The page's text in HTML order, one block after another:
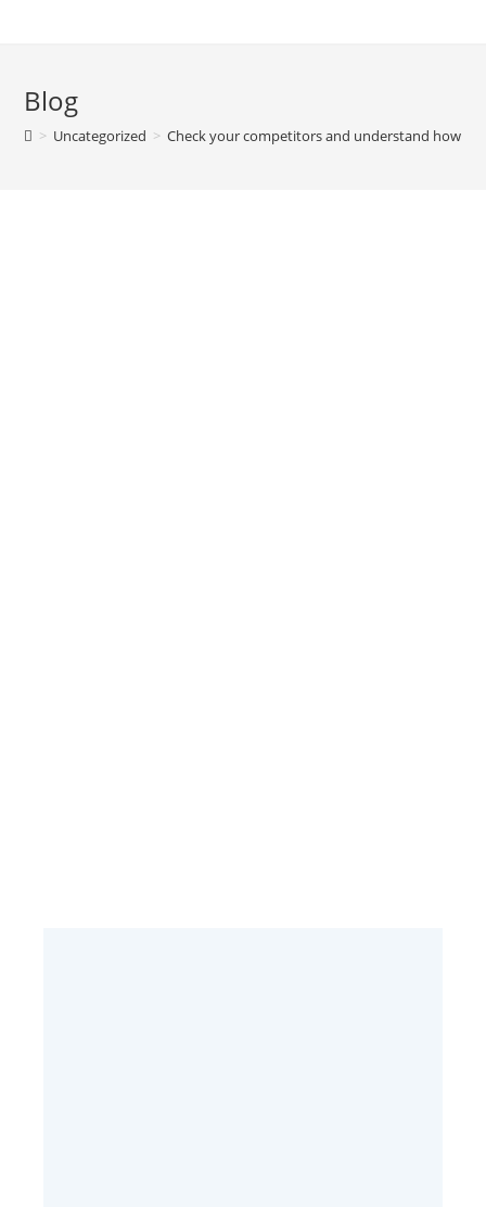
Blog
> Uncategorized > Check your competitors and understand how